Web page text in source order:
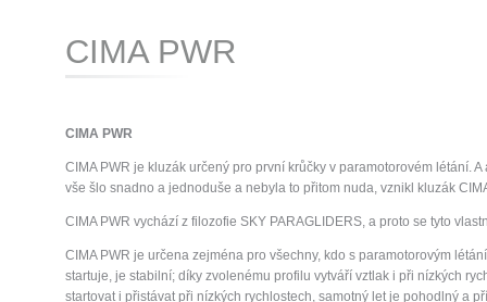
CIMA PWR
CIMA PWR
CIMA PWR je kluzák určený pro první krůčky v paramotorovém létání.
vše šlo snadno a jednoduše a nebyla to přitom nuda, vznikl kluzák
CIMA PWR vychází z filozofie SKY PARAGLIDERS, a proto se tyto
CIMA PWR je určena zejména pro všechny, kdo s paramotorovým
startuje, je stabilní; díky zvolenému profilu vytváří vztlak i při nízkých
startovat i přistávat při nízkých rychlostech, samotný let je pohodlný a